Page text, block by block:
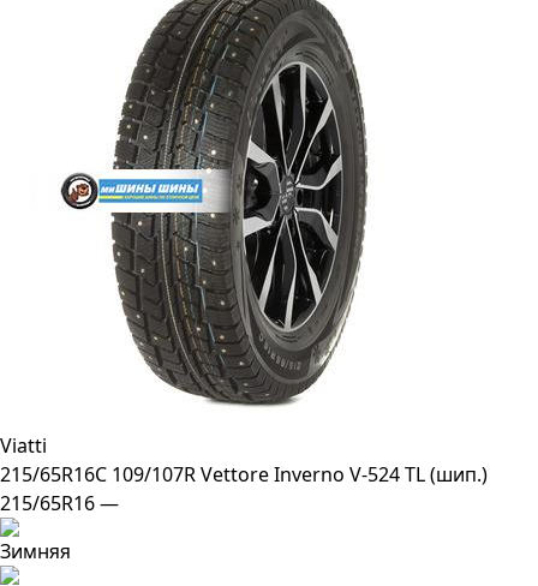
Viatti
215/65R16C 109/107R Vettore Inverno V-524 TL (шип.)
215/65R16 —